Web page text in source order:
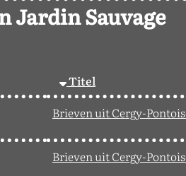
Jardin Sauvage
Titel
Brieven uit Cergy-
Brieven uit Cergy-